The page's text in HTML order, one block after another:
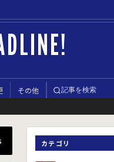
その他 記事を検索
カテゴリ